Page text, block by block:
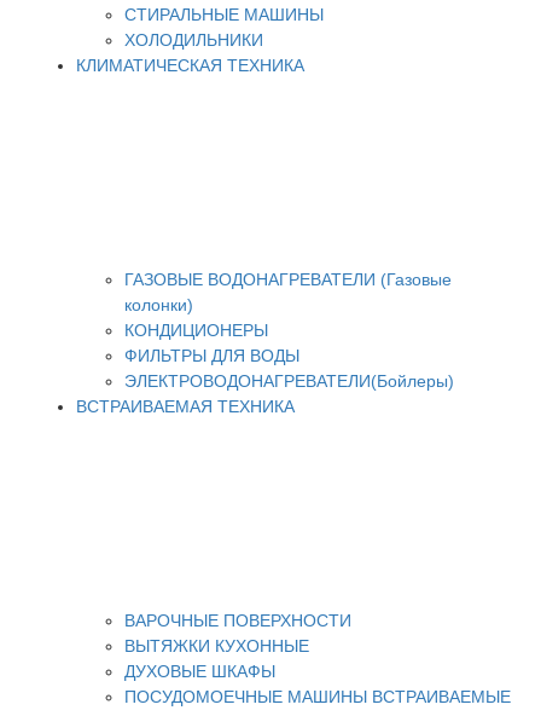
СТИРАЛЬНЫЕ МАШИНЫ
ХОЛОДИЛЬНИКИ
КЛИМАТИЧЕСКАЯ ТЕХНИКА
ГАЗОВЫЕ ВОДОНАГРЕВАТЕЛИ (Газовые
колонки)
КОНДИЦИОНЕРЫ
ФИЛЬТРЫ ДЛЯ ВОДЫ
ЭЛЕКТРОВОДОНАГРЕВАТЕЛИ(Бойлеры)
ВСТРАИВАЕМАЯ ТЕХНИКА
ВАРОЧНЫЕ ПОВЕРХНОСТИ
ВЫТЯЖКИ КУХОННЫЕ
ДУХОВЫЕ ШКАФЫ
ПОСУДОМОЕЧНЫЕ МАШИНЫ ВСТРАИВАЕМЫЕ